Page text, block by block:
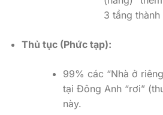
3 tầng
Thủ tục (Phức tạp):
99% các “Nhà ở
tại Đông Anh “rơi”
này.